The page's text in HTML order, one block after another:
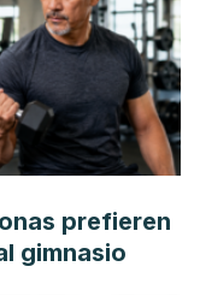
prefieren
gimnasio